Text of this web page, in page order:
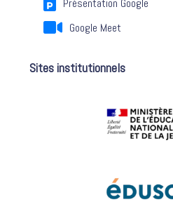
Présentation Google
Google Meet
Sites institutionnels